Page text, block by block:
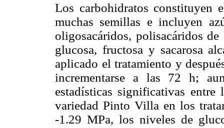
Los carbohidratos constituyen
muchas semillas e incluyen
oligosacáridos, polisacáridos
glucosa, fructosa y sacarosa
aplicado el tratamiento y
incrementarse a las 72 h;
estadísticas significativas entre
variedad Pinto Villa en los
-1.29 MPa, los niveles de